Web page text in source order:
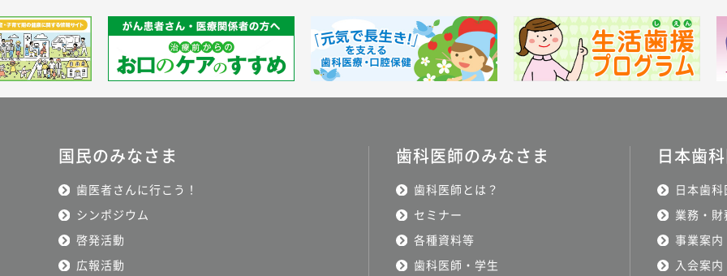
国民のみなさま
歯医者さんに行こう！
シンポジウム
啓発活動
広報活動
歯科医師のみなさま
歯科医師とは？
セミナー
各種資料等
歯科医師・学生
日本歯
日本歯
業務・
事業案内
入会案内